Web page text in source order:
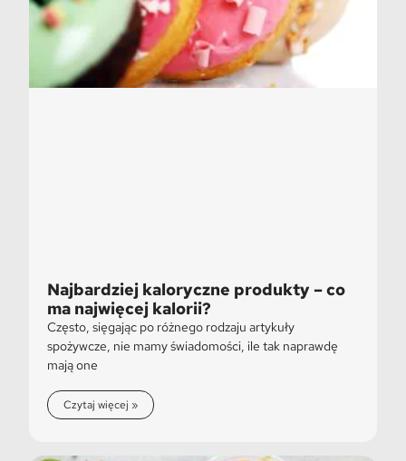
Najbardziej kaloryczne produkty – co
ma najwięcej kalorii?
Często, sięgając po różnego rodzaju artykuły
spożywcze, nie mamy świadomości, ile tak naprawdę
mają one
Czytaj więcej »